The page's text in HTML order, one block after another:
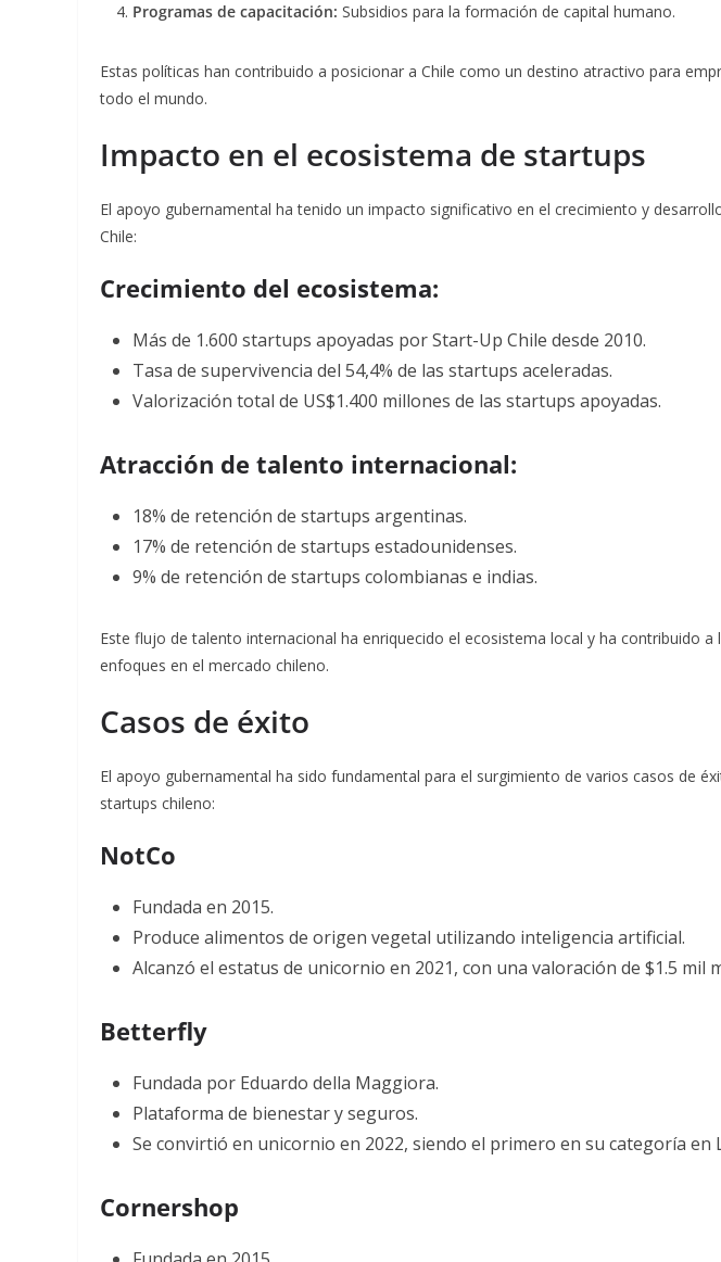
Programas de capacitación: Subsidios para la formación de capital humano.
Estas políticas han contribuido a posicionar a Chile como un destino atractivo para
todo el mundo.
Impacto en el ecosistema de startups
El apoyo gubernamental ha tenido un impacto significativo en el crecimiento y
Chile:
Crecimiento del ecosistema:
Más de 1.600 startups apoyadas por Start-Up Chile desde 2010.
Tasa de supervivencia del 54,4% de las startups aceleradas.
Valorización total de US$1.400 millones de las startups apoyadas.
Atracción de talento internacional:
18% de retención de startups argentinas.
17% de retención de startups estadounidenses.
9% de retención de startups colombianas e indias.
Este flujo de talento internacional ha enriquecido el ecosistema local y ha contribuido a
enfoques en el mercado chileno.
Casos de éxito
El apoyo gubernamental ha sido fundamental para el surgimiento de varios casos de
startups chileno:
NotCo
Fundada en 2015.
Produce alimentos de origen vegetal utilizando inteligencia artificial.
Alcanzó el estatus de unicornio en 2021, con una valoración de $1.5 mil
Betterfly
Fundada por Eduardo della Maggiora.
Plataforma de bienestar y seguros.
Se convirtió en unicornio en 2022, siendo el primero en su categoría en
Cornershop